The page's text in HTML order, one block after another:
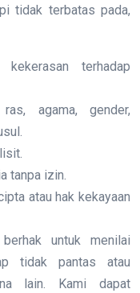
tidak terbatas pada,
kekerasan terhadap
agama, gender,
tanpa izin.
atau hak kekayaan
untuk menilai
tidak pantas atau
lain. Kami dapat